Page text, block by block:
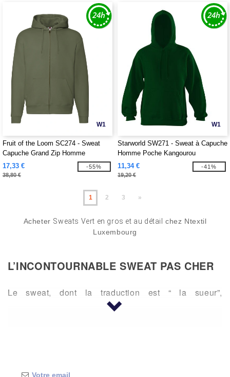
W1
Fruit of the Loom SC274 - Sweat
Capuche Grand Zip Homme
17,33 €
38,80 €
-55%
W1
Starworld SW271 - Sweat à Capuche
Homme Poche Kangourou
11,34 €
19,20 €
-41%
1 2 3 »
Acheter Sweats Vert en gros et au détail
chez Ntextil
Luxembourg
L’INCONTOURNABLE SWEAT PAS CHER
Le sweat, dont la traduction est “ la sueur”,
originellement vêtement destiné aux sportifs fait